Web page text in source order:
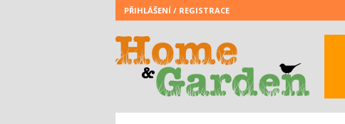
PŘIHLÁŠENÍ / REGISTRACE
m